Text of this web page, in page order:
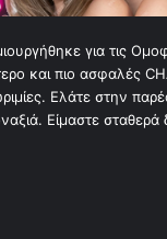
για τις
και πιο ασφαλές
Ελάτε στην
Είμαστε σταθερά